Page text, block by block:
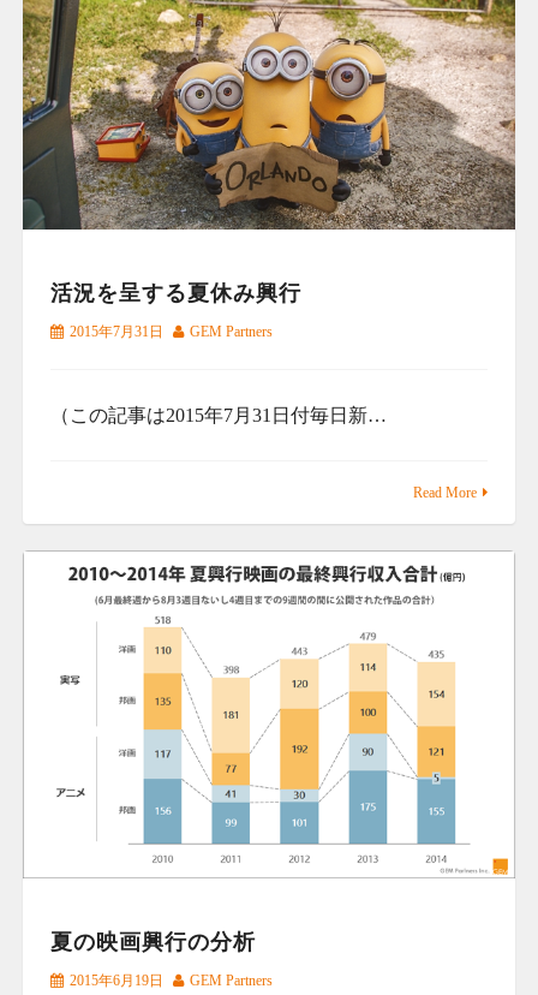
活況を呈する夏休み興行
2015年7月31日 GEM Partners
（この記事は2015年7月31日付毎日新…
Read More
夏の映画興行の分析
2015年6月19日 GEM Partners